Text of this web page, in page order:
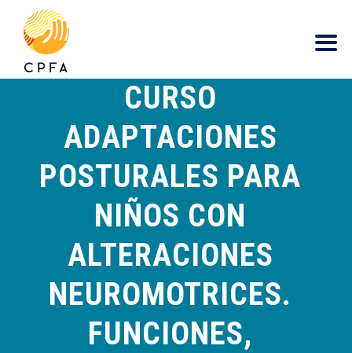
contenido
CURSO
ADAPTACIONES
POSTURALES PARA
NIÑOS CON
ALTERACIONES
NEUROMOTRICES.
FUNCIONES,